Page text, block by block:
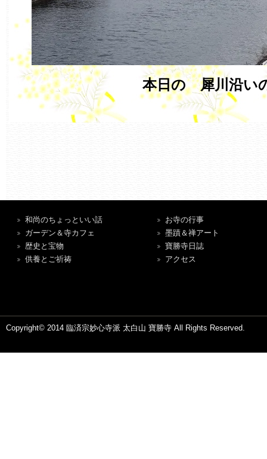
本日の 犀川沿い
和尚のちょっといい話
ガーデン＆寺カフェ
歴史と宝物
供養とご祈祷
お寺の行事
墨蹟＆禅アート
寶勝寺日誌
アクセス
Copyright© 2014 臨済宗妙心寺派 太白山 寶勝寺 All Rights Reserved.